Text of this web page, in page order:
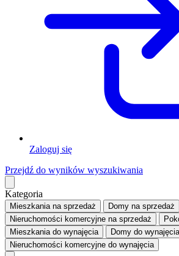
Zaloguj się
Przejdź do wyników wyszukiwania
Kategoria
Mieszkaniana sprzedaż Domy na sprzedaż
Nieruchomości komercyjne na sprzedaż
Mieszkaniado wynajęcia Domy do wynajęcia
Nieruchomości komercyjne do wynajęcia